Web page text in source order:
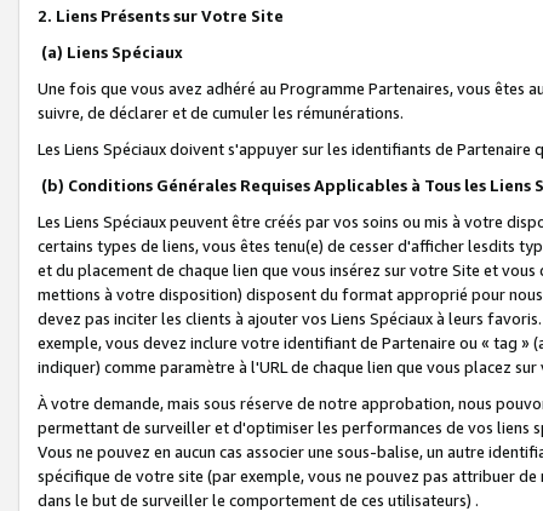
2. Liens Présents sur Votre Site
(a) Liens Spéciaux
Une fois que vous avez adhéré au Programme Partenaires, vous êtes
suivre, de déclarer et de cumuler les rémunérations.
Les Liens Spéciaux doivent s'appuyer sur les identifiants de Partenaire
(b) Conditions Générales Requises Applicables à Tous les Liens
Les Liens Spéciaux peuvent être créés par vos soins ou mis à votre
certains types de liens, vous êtes tenu(e) de cesser d'afficher lesdits
et du placement de chaque lien que vous insérez sur votre Site et
mettions à votre disposition) disposent du format approprié pour
devez pas inciter les clients à ajouter vos Liens Spéciaux à leurs
exemple, vous devez inclure votre identifiant de Partenaire ou « tag
indiquer) comme paramètre à l'URL de chaque lien que vous placez
À votre demande, mais sous réserve de notre approbation, nous
permettant de surveiller et d'optimiser les performances de vos liens
Vous ne pouvez en aucun cas associer une sous-balise, un autre
spécifique de votre site (par exemple, vous ne pouvez pas attribuer
dans le but de surveiller le comportement de ces utilisateurs) .